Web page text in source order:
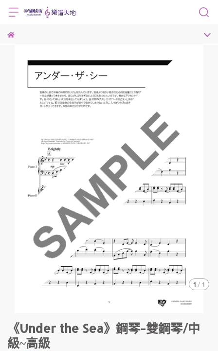
1 / 1
《Under the Sea》鋼琴-雙鋼琴/中
級~高級